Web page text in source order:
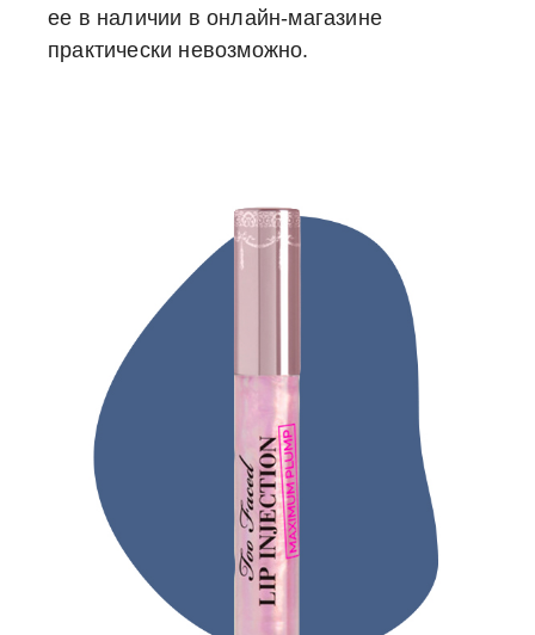
ее в наличии в онлайн-магазине
практически невозможно.